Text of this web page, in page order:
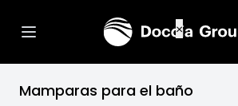
Mamparas para el baño